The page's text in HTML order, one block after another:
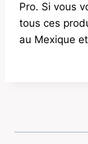
Pro. Si vous
tous ces
au Mexique